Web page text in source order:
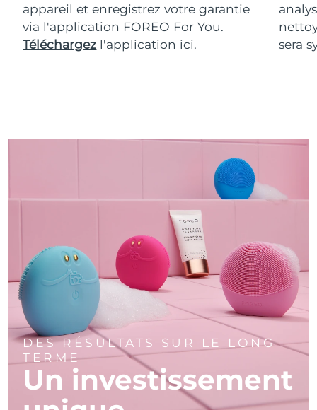
appareil et enregistrez votre garantie
via l'application FOREO For You.
Téléchargez l'application ici.
sera
DES RÉSULTATS SUR LE LONG
TERME
Un investissement